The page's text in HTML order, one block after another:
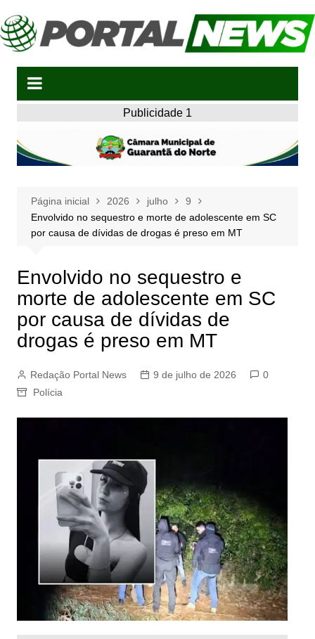
para
o
Publicidade 1
Página inicial 2026 julho
9
Envolvido no sequestro e morte de adolescente em SC
por causa de dívidas de drogas é preso em MT
Envolvido no sequestro e
morte de adolescente em SC
por causa de dívidas de
drogas é preso em MT
Redação Portal News 9 de julho de 2026
0
Polícia